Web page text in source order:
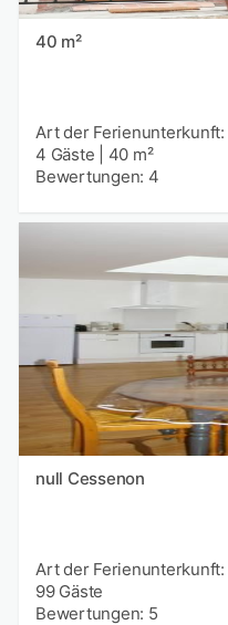
40 m²
Art der
4 Gäste
40 m²
Bewertungen: 4
null Cessenon
Art der
99 Gäste
Bewertungen: 5